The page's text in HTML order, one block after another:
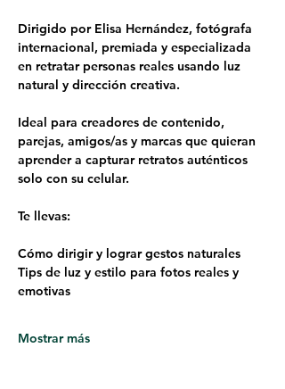
Dirigido por Elisa Hernández, fotógrafa
internacional, premiada y especializada
en retratar personas reales usando luz
natural y dirección creativa.
Ideal para creadores de contenido,
parejas, amigos/as y marcas que quieran
aprender a capturar retratos auténticos
solo con su celular.
Te llevas:
Cómo dirigir y lograr gestos naturales
Tips de luz y estilo para fotos reales y
emotivas
Mostrar más